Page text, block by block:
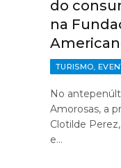
do
na
TURISMO,
No
Amorosas, a
Clotilde
e…